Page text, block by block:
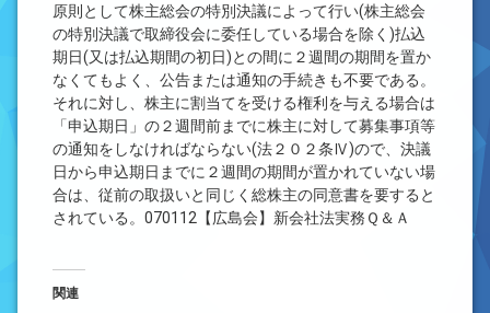
原則として株主総会の特別決議によって行い(株主総会
の特別決議で取締役会に委任している場合を除く)払込
期日(又は払込期間の初日)との間に２週間の期間を置か
なくてもよく、公告または通知の手続きも不要である。
それに対し、株主に割当てを受ける権利を与える場合は
「申込期日」の２週間前までに株主に対して募集事項等
の通知をしなければならない(法２０２条Ⅳ)ので、決議
日から申込期日までに２週間の期間が置かれていない場
合は、従前の取扱いと同じく総株主の同意書を要すると
されている。070112【広島会】新会社法実務Ｑ＆Ａ
関連